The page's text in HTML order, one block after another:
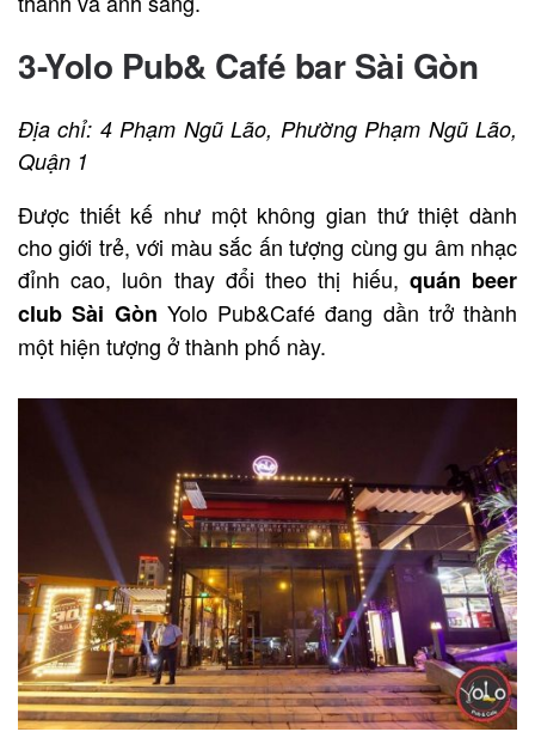
3-Yolo Pub& Café bar Sài Gòn
Địa chỉ: 4 Phạm Ngũ Lão, Phường Phạm Ngũ Lão,
Quận 1
Được thiết kế như một không gian thứ thiệt dành
cho giới trẻ, với màu sắc ấn tượng cùng gu âm nhạc
đỉnh cao, luôn thay đổi theo thị hiếu, quán beer
club Sài Gòn Yolo Pub&Café đang dần trở thành
một hiện tượng ở thành phố này.